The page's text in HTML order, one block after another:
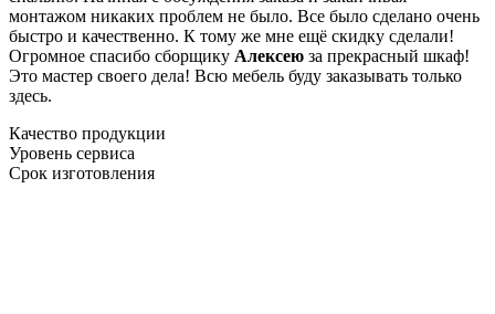
монтажом никаких проблем не было. Все было сделано очень
быстро и качественно. К тому же мне ещё скидку сделали!
Огромное спасибо сборщику Алексею за прекрасный шкаф!
Это мастер своего дела! Всю мебель буду заказывать только
здесь.
Качество продукции
Уровень сервиса
Срок изготовления